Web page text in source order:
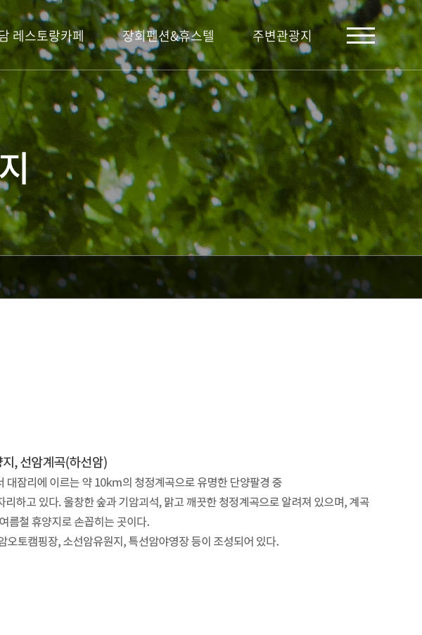
레스토랑카페 장회펜션&휴스텔 주변관광지